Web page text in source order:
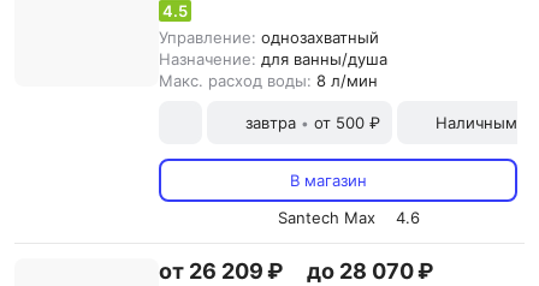
4.5
Управление: однозахватный
Назначение: для ванны/душа
Макс. расход воды: 8 л/мин
завтра • от 500 ₽ Наличными
В магазин
Santech Max
4.6
от 26 209 ₽ до 28 070 ₽